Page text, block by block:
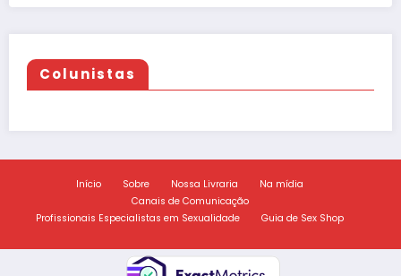
Colunistas
Início Sobre Nossa Livraria
Na mídia
Canais de Comunicação
Profissionais Especialistas em Sexualidade
Guia de Sex Shop